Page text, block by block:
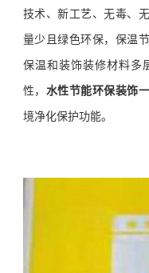
技术、新工艺、无毒、
量少且绿色环保，保温
保温和装饰装修材料多
性， 水性节能环保装饰
境净化保护功能。